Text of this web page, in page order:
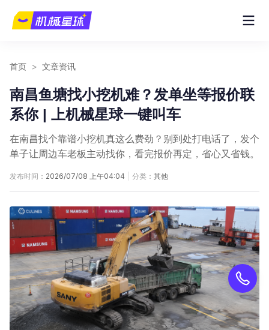
首页 > 文章资讯
南昌鱼塘找小挖机难？发单坐等报价联
系你 | 上机械星球一键叫车
在南昌找个靠谱小挖机真这么费劲？别到处打电话了，发个
单子让周边车老板主动找你，看完报价再定，省心又省钱。
发布时间： 2026/07/08 上午04:04 分类： 其他